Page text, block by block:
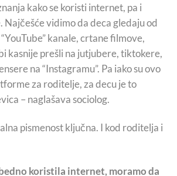
kako se koristi internet, pa i
Najčešće vidimo da deca gledaju od
kanale, crtane filmove,
kasnije prešli na jutjubere, tiktokere,
na “Instagramu”. Pa iako su ovo
za roditelje, za decu je to
– naglašava sociolog.
pismenost ključna. I kod roditelja i
koristila internet, moramo da